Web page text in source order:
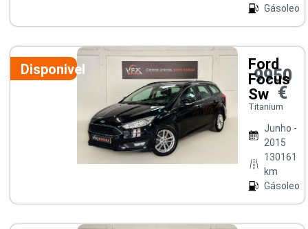
Gásoleo
Disponivel
Ford
Focus
Sw
Titanium
Junho -
2015
130161
km
Gásoleo
9950
€